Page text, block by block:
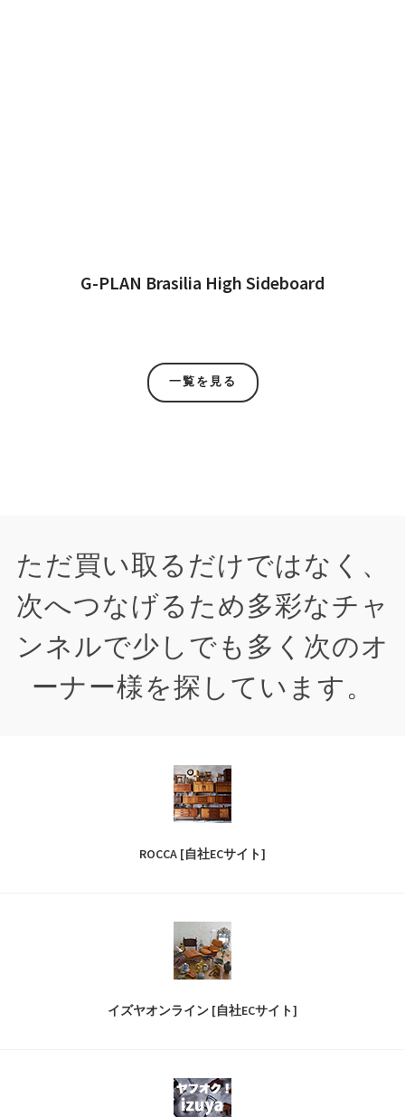
G-PLAN Brasilia High Sideboard
一覧を見る
ただ買い取るだけではなく、
次へつなげるため多彩なチャ
ンネルで少しでも多く次のオ
ーナー様を探しています。
ROCCA [自社ECサイト]
イズヤオンライン [自社ECサイト]